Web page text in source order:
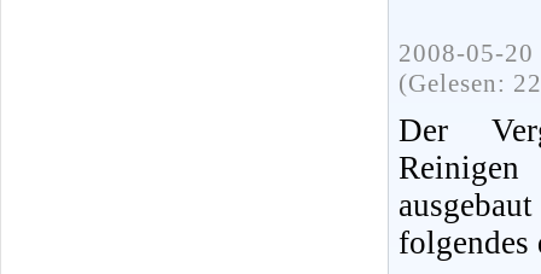
2008-05-
(Gelesen:
Der
folgendes